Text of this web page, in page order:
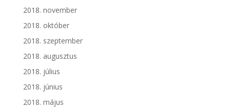
2018. november
2018. október
2018. szeptember
2018. augusztus
2018. július
2018. június
2018. május